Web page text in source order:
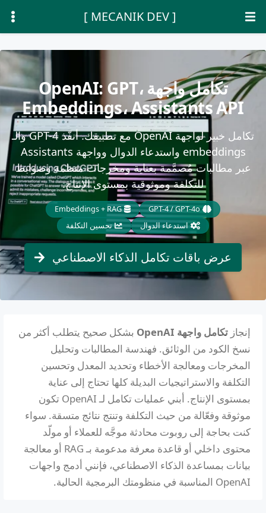
[ MECANIK DEV ]
تكامل واجهة OpenAI: GPT،
Embeddings، Assistants API
تكامل خبير لواجهة OpenAI مع تطبيقك. أنفّذ GPT-4 والـ
embeddings واستدعاء الدوال وواجهة Assistants
عبر مطالبات مُصمَّمة بعناية ومخرجات منظمة وضوابط
للتكلفة وموثوقية بمستوى الإنتاج.
GPT-4 / GPT-4o
Embeddings + RAG
استدعاء الدوال
تحسين التكلفة
عرض باقات تكامل الذكاء الاصطناعي
إنجاز تكامل واجهة OpenAI
بشكل صحيح يتطلب أكثر من
نسخ الكود من الوثائق. فهندسة المطالبات وتحليل
المخرجات ومعالجة الأخطاء وتحديد المعدل وتحسين
التكلفة والاستراتيجيات البديلة كلها تحتاج إلى عناية
بمستوى الإنتاج. أبني عمليات تكامل لـ OpenAI تكون
موثوقة وفعّالة من حيث التكلفة وتنتج نتائج متسقة. سواء
كنت بحاجة إلى روبوت محادثة موجَّه للعملاء أو مولّد
محتوى داخلي أو قاعدة معرفة مدعومة بـ RAG أو معالجة
بيانات بمساعدة الذكاء الاصطناعي، فإنني أدمج واجهات
OpenAI المناسبة في منظومتك البرمجية الحالية.